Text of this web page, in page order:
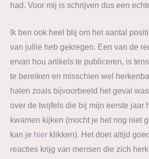
had. Voor mij is schrijven dus een
Ik ben ook heel blij om het aantal
van jullie heb gekregen. Een van de
ervan hou artikels te publiceren, is
te bereiken en misschien wel
halen zoals bijvoorbeeld het geval
over de twijfels die bij mijn eerste jaar
kwamen kijken (mocht je het nog niet
kan je hier klikken). Het doet altijd
reacties krijg van mensen die zich